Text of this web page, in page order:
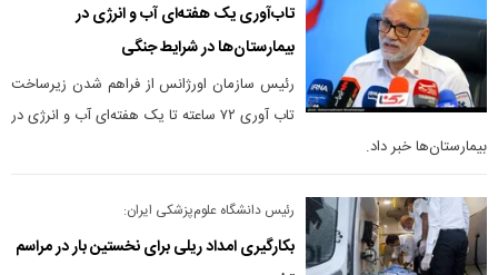
تا‌ب‌آوری یک هفته‌ای آب و انرژی در
بیمارستان‌ها در شرایط جنگی
رئیس سازمان اورژانس از فراهم شدن زیرساخت
تاب آوری ۷۲ ساعته تا یک هفته‌ای آب و انرژی در
بیمارستان‌ها خبر داد.
رئیس دانشگاه علوم‌پزشکی ایران:
بکارگیری امداد ریلی برای نخستین بار در مراسم